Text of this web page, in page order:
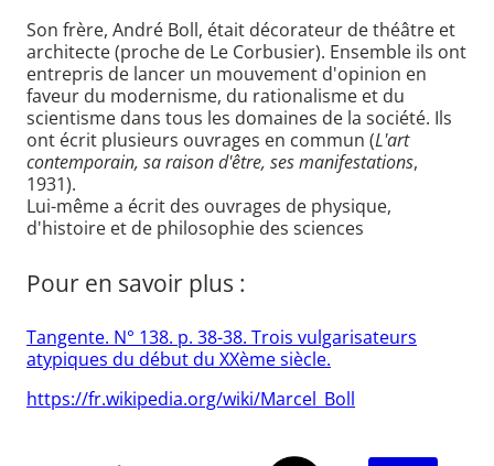
Son frère, André Boll, était décorateur de théâtre et
architecte (proche de Le Corbusier). Ensemble ils ont
entrepris de lancer un mouvement d'opinion en
faveur du modernisme, du rationalisme et du
scientisme dans tous les domaines de la société. Ils
ont écrit plusieurs ouvrages en commun (L'art
contemporain, sa raison d'être, ses manifestations,
1931).
Lui-même a écrit des ouvrages de physique,
d'histoire et de philosophie des sciences
Pour en savoir plus :
Tangente. N° 138. p. 38-38. Trois vulgarisateurs
atypiques du début du XXème siècle.
https://fr.wikipedia.org/wiki/Marcel_Boll